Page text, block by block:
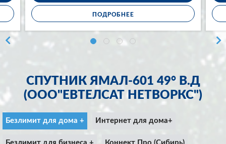
ПОДРОБНЕЕ
СПУТНИК ЯМАЛ-601 49° В.Д
(ООО"ЕВТЕЛСАТ НЕТВОРКС")
Безлимит для дома + Интернет для дома+